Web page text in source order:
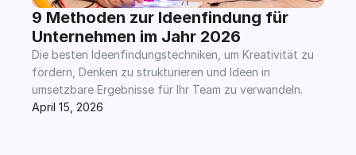
9 Methoden zur Ideenfindung für
Unternehmen im Jahr 2026
Die besten Ideenfindungstechniken, um Kreativität zu
fördern, Denken zu strukturieren und Ideen in
umsetzbare Ergebnisse für Ihr Team zu verwandeln.
April 15, 2026